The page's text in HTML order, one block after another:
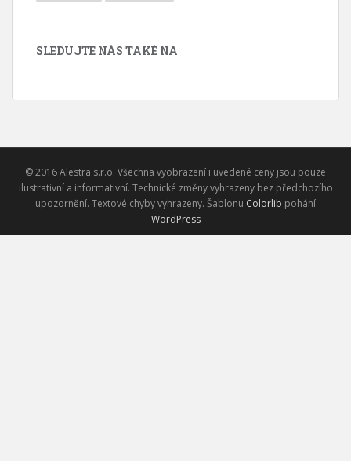
SLEDUJTE NÁS TAKÉ NA
© 2016 Alestra s.r.o. Všechna vyobrazení i uvedené ceny jsou pouze
ilustrativní a informativní. Technické změny vyhrazeny bez předchozího
upozornění. Textové chyby vyhrazeny. Šablonu Colorlib pohání
WordPress